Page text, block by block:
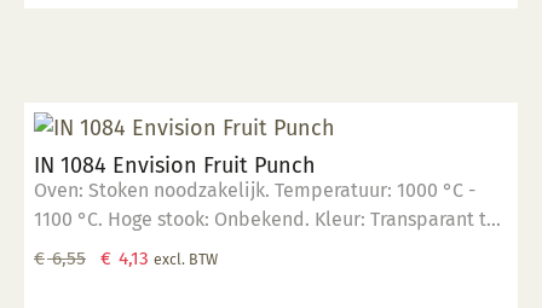
IN 1084 Envision Fruit Punch
Oven: Stoken noodzakelijk. Temperatuur: 1000 °C -
1100 °C. Hoge stook: Onbekend. Kleur: Transparant tot
opaak. Aantal lagen: 1-3 lagen. Voedselveilig:
€6,55
Oorspronkelijke
€ 4,13 Huidige
excl. BTW